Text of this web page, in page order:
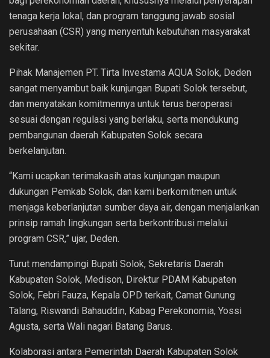
tenaga kerja lokal, dan program tanggung jawab sosial
perusahaan (CSR) yang menyentuh kebutuhan masyarakat
sekitar.
Pihak Manajemen PT. Tirta Investama AQUA Solok, Deden
sangat menyambut baik kunjungan Bupati Solok tersebut,
dan menyatakan komitmennya untuk terus beroperasi
sesuai dengan regulasi yang berlaku, serta mendukung
pembangunan daerah Kabupaten Solok secara
berkelanjutan.
“Kami ucapkan terimakasih atas kunjungan maupun
dukungan Pemkab Solok, dan kami berkomitmen untuk
menjaga keberlanjutan sumber daya air, dengan menjalankan
prinsip ramah lingkungan serta berkontribusi melalui
program CSR,” ujar, Deden.
Turut mendampingi Bupati Solok, Sekretaris Daerah
Kabupaten Solok, Medison, Direktur PDAM Kabupaten
Solok, Febri Fauza, Kepala OPD terkait, Camat Gunung
Talang, Riswandi Bahauddin, Kabag Perekonomia, Yossi
Agusta, serta Wali nagari Batang Barus.
Kolaborasi antara Pemerintah Daerah Kabupaten Solok